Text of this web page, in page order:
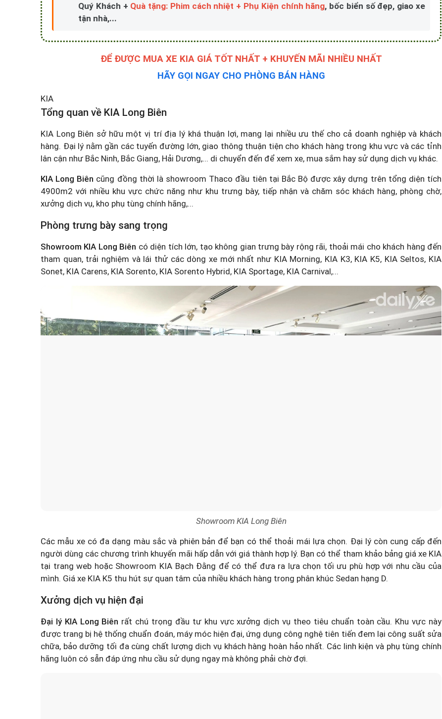
Quý Khách + Quà tặng: Phim cách nhiệt + Phụ Kiện chính hãng, bốc biển số đẹp, giao xe
tận nhà,...
ĐỂ ĐƯỢC MUA XE KIA GIÁ TỐT NHẤT + KHUYẾN MÃI NHIỀU NHẤT
HÃY GỌI NGAY CHO PHÒNG BÁN HÀNG
KIA
Tổng quan về KIA Long Biên
KIA Long Biên sở hữu một vị trí địa lý khá thuận lợi, mang lại nhiều ưu thế cho cả doanh nghiệp và khách
hàng. Đại lý nằm gần các tuyến đường lớn, giao thông thuận tiện cho khách hàng trong khu vực và các tỉnh
lân cận như Bắc Ninh, Bắc Giang, Hải Dương,... di chuyển đến để xem xe, mua sắm hay sử dụng dịch vụ khác.
KIA Long Biên cũng đồng thời là showroom Thaco đầu tiên tại Bắc Bộ được xây dựng trên tổng diện tích
4900m2 với nhiều khu vực chức năng như khu trưng bày, tiếp nhận và chăm sóc khách hàng, phòng chờ,
xưởng dịch vụ, kho phụ tùng chính hãng,...
Phòng trưng bày sang trọng
Showroom KIA Long Biên có diện tích lớn, tạo không gian trưng bày rộng rãi, thoải mái cho khách hàng đến
tham quan, trải nghiệm và lái thử các dòng xe mới nhất như KIA Morning, KIA K3, KIA K5, KIA Seltos, KIA
Sonet, KIA Carens, KIA Sorento, KIA Sorento Hybrid, KIA Sportage, KIA Carnival,...
Showroom KIA Long Biên
Các mẫu xe có đa dạng màu sắc và phiên bản để bạn có thể thoải mái lựa chọn. Đại lý còn cung cấp đến
người dùng các chương trình khuyến mãi hấp dẫn với giá thành hợp lý. Bạn có thể tham khảo bảng giá xe KIA
tại trang web hoặc Showroom KIA Bạch Đằng để có thể đưa ra lựa chọn tối ưu phù hợp với nhu cầu của
mình. Giá xe KIA K5 thu hút sự quan tâm của nhiều khách hàng trong phân khúc Sedan hạng D.
Xưởng dịch vụ hiện đại
Đại lý KIA Long Biên rất chú trọng đầu tư khu vực xưởng dịch vụ theo tiêu chuẩn toàn cầu. Khu vực này
được trang bị hệ thống chuẩn đoán, máy móc hiện đại, ứng dụng công nghệ tiên tiến đem lại công suất sửa
chữa, bảo dưỡng tối đa cùng chất lượng dịch vụ khách hàng hoàn hảo nhất. Các linh kiện và phụ tùng chính
hãng luôn có sẵn đáp ứng nhu cầu sử dụng ngay mà không phải chờ đợi.